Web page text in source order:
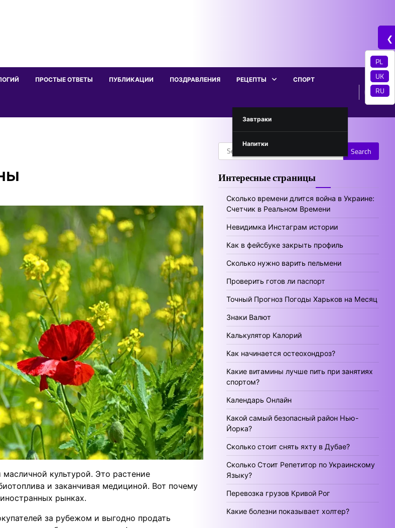
ПРОСТЫЕ ОТВЕТЫ ПУБЛИКАЦИИ ПОЗДРАВЛЕНИЯ РЕЦЕПТЫ
Завтраки
Напитки
СПОРТ
культурой. Это растение
и заканчивая медициной. Вот почему
рынках.
за рубежом и выгодно продать
Search
for:
Интересные страницы
Сколько времени длится война в Украине:
Счетчик в Реальном Времени
Невидимка Инстаграм истории
Как в фейсбуке закрыть профиль
Сколько нужно варить пельмени
Проверить готов ли паспорт
Точный Прогноз Погоды Харьков на Месяц
Знаки Валют
Калькулятор Калорий
Как начинается остеохондроз?
Какие витамины лучше пить при занятиях
спортом?
Календарь Онлайн
Какой самый безопасный район Нью-
Йорка?
Сколько стоит снять яхту в Дубае?
Сколько Стоит Репетитор по Украинскому
Языку?
Перевозка грузов Кривой Рог
Какие болезни показывает холтер?
❮
PL
UK
RU